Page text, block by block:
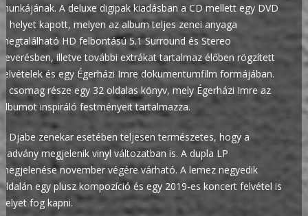
munkájának. A deluxe digipak kiadásban a CD mellett egy DVD
is helyet kapott, melyen az album teljes zenei anyaga
megtalálható HD felbontású 5.1 Surround és Stereo
keverésben, illetve további extrákat tartalmaz élőben rögzített
felvételek és egy Égerházi Imre dokumentumfilm formájában.
A csomag része egy 32 oldalas könyv, mely Égerházi Imre az
albumot inspiráló festményeit tartalmazza.
A Djabe zenekar esetében teljesen természetes, hogy a
kiadvány megjelenik vinyl változatban is. A dupla LP
megjelenése november végére várható. A lemez negyedik
oldalán egy plusz kompozíció és egy 2019-es koncert felvétel is
helyet fog kapni.